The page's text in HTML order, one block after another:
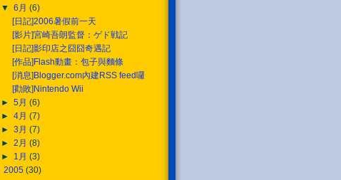
▼6月(6)
[日記]2006暑假前一天
[影片]宮崎吾朗監督：ゲド戦記
[日記]影印店之囧囧奇遇記
[作品]Flash動畫：包子與麵條
[消息]Blogger.com內建RSS feed囉
[勸敗]Nintendo Wii
►5月(6)
►4月(7)
►3月(7)
►2月(8)
► 1月(3)
2005 (30)